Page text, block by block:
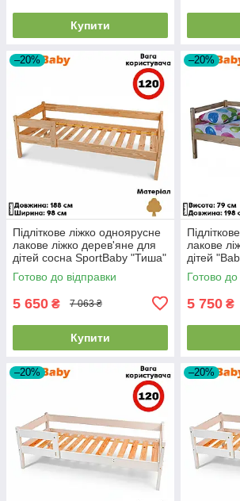
Купити
–20%
Підліткове ліжко одноярусне
лакове ліжко дерев'яне для
дітей сосна SportBaby "Тиша"
(90x180см)
Готово до відправки
5 650 ₴ 7 063 ₴
Купити
–20%
лакове
дітей
Готово до
5 750 ₴
–20% –20%